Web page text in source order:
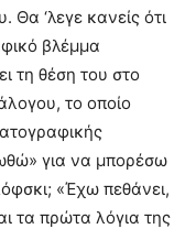
‘λεγε κανείς ότι
βλέμμα
τη θέση του στο
το οποίο
για να μπορέσω
«Έχω πεθάνει,
τα πρώτα λόγια της